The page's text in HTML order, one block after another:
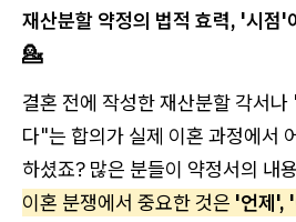
재산분할 약정의 법적 효력, '시점'
💁
결혼 전에 작성한 재산분할 각서
다"는 합의가 실제 이혼 과정에서
하셨죠? 많은 분들이 약정서의 내
이혼 분쟁에서 중요한 것은 '언제',